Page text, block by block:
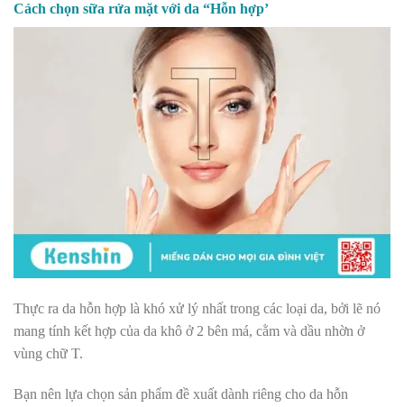
Cách chọn sữa rửa mặt với da “Hỗn hợp’
Thực ra da hỗn hợp là khó xử lý nhất trong các loại da, bởi lẽ nó
mang tính kết hợp của da khô ở 2 bên má, cằm và dầu nhờn ở
vùng chữ T.
Bạn nên lựa chọn sản phẩm đề xuất dành riêng cho da hỗn